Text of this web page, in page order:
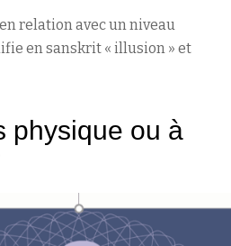
relation avec un niveau
en sanskrit « illusion » et
physique ou à